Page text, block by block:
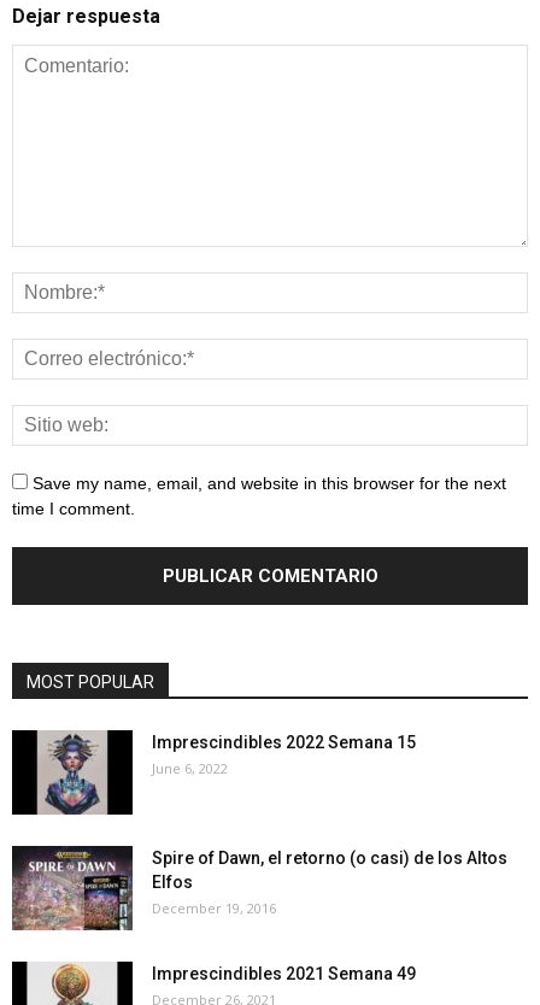
Dejar respuesta
Save my name, email, and website in this browser for the next
time I comment.
MOST POPULAR
Imprescindibles 2022 Semana 15
June 6, 2022
Spire of Dawn, el retorno (o casi) de los Altos
Elfos
December 19, 2016
Imprescindibles 2021 Semana 49
December 26, 2021